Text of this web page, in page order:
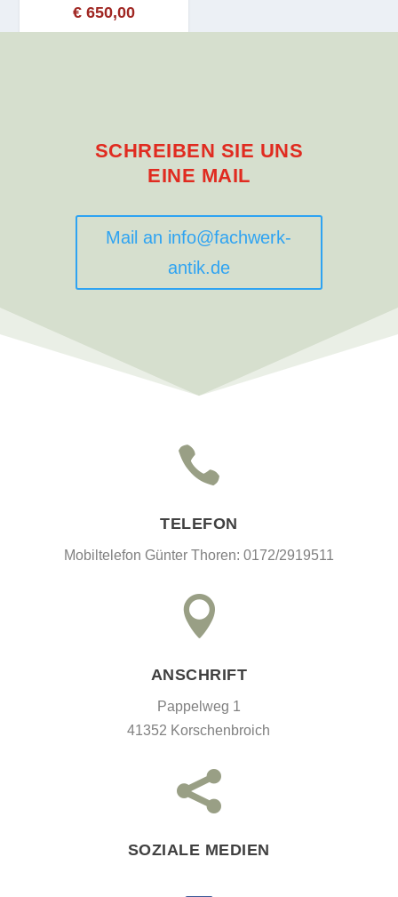
€ 650,00
SCHREIBEN SIE UNS
EINE MAIL
Mail an info@fachwerk-
antik.de

TELEFON
Mobiltelefon Günter Thoren: 0172/2919511

ANSCHRIFT
Pappelweg 1
41352 Korschenbroich

SOZIALE MEDIEN